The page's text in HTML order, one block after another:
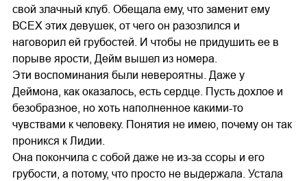
свой злачный клуб. Обещала ему, что заменит ему
ВСЕХ этих девушек, от чего он разозлился и
наговорил ей грубостей. И чтобы не придушить ее в
порыве ярости, Дейм вышел из номера.
Эти воспоминания были невероятны. Даже у
Деймона, как оказалось, есть сердце. Пусть дохлое и
безобразное, но хоть наполненное какими-то
чувствами к человеку. Понятия не имею, почему он так
проникся к Лидии.
Она покончила с собой даже не из-за ссоры и его
грубости, а потому, что просто не выдержала. Устала